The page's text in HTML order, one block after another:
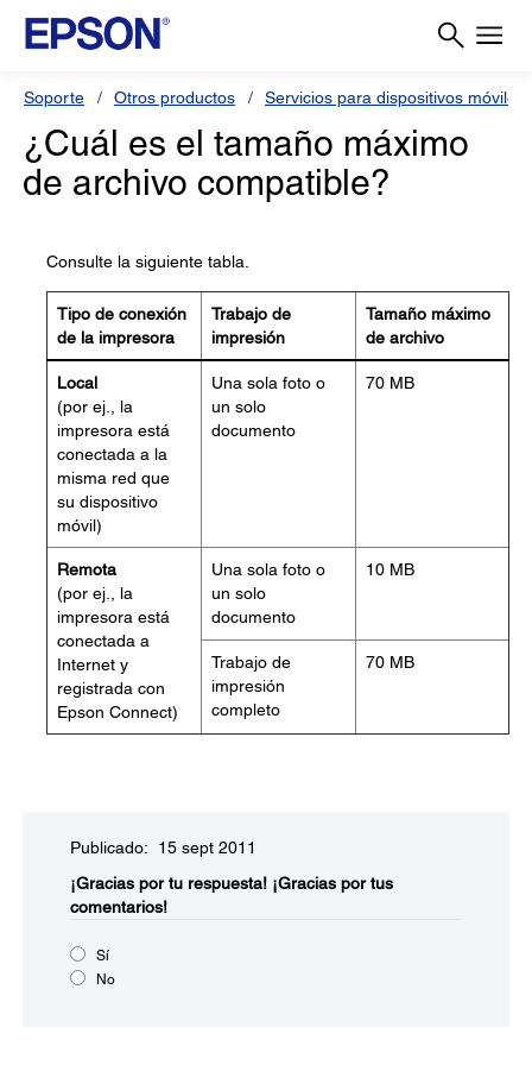
Soporte Otros productos Servicios para dispositivos móviles
¿Cuál es el tamaño máximo
de archivo compatible?
Consulte la siguiente tabla.
Tipo de conexión
de la impresora
Trabajo de
impresión
Tamaño máximo
de archivo
Local
(por ej., la
impresora está
conectada a la
misma red que
su dispositivo
móvil)
Una sola foto o
un solo
documento
70 MB
Remota
(por ej., la
impresora está
conectada a
Internet y
registrada con
Epson Connect)
Una sola foto o
un solo
documento
10 MB
Trabajo de
impresión
completo
70 MB
Publicado: 15 sept 2011
¡Gracias por tu respuesta! ¡Gracias por tus
comentarios!
Sí
No